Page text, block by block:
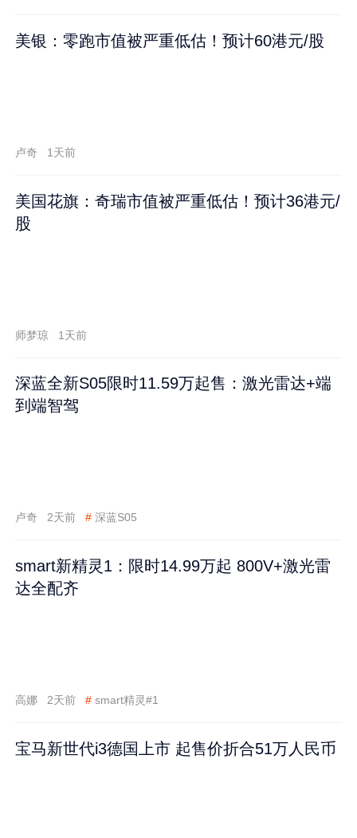
美银：零跑市值被严重低估！预计60港元/股
卢奇 1天前
美国花旗：奇瑞市值被严重低估！预计36港元/
股
师梦琼 1天前
深蓝全新S05限时11.59万起售：激光雷达+端
到端智驾
卢奇 2天前 # 深蓝S05
smart新精灵1：限时14.99万起 800V+激光雷
达全配齐
高娜 2天前 # smart精灵#1
宝马新世代i3德国上市 起售价折合51万人民币